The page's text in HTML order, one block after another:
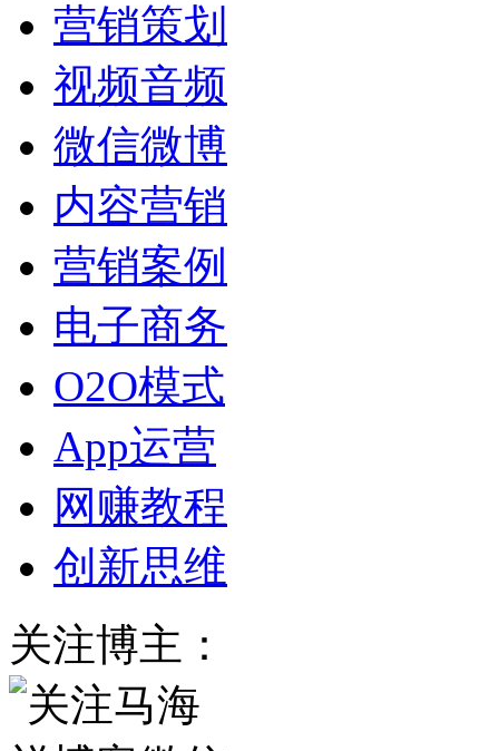
营销策划
视频音频
微信微博
内容营销
营销案例
电子商务
O2O模式
App运营
网赚教程
创新思维
关注博主：